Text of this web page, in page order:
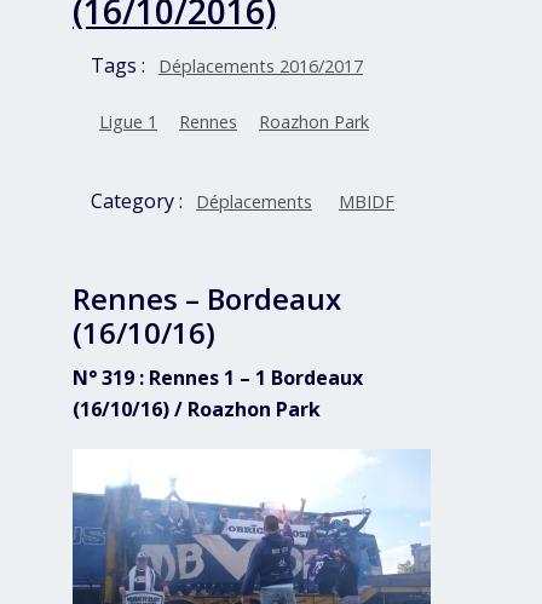
(16/10/2016)
Tags : Déplacements 2016/2017
Ligue 1 Rennes Roazhon Park
Category : Déplacements MBIDF
Rennes – Bordeaux
(16/10/16)
N° 319 : Rennes 1 – 1 Bordeaux
(16/10/16) / Roazhon Park